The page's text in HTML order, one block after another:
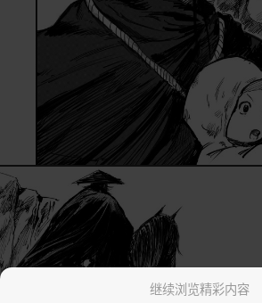
继续浏览精彩内容